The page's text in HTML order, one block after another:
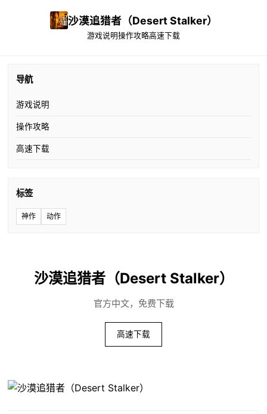
沙漠追猎者（Desert Stalker）
游戏说明操作攻略高速下载
导航
游戏说明
操作攻略
高速下载
标签
神作 动作
沙漠追猎者（Desert Stalker）
官方中文，免费下载
高速下载